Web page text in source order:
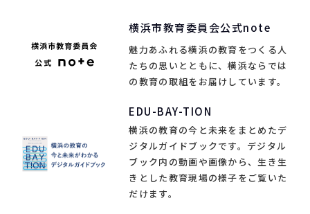
横浜市教育委員会公式note
魅力あふれる横浜の教育をつくる人
たちの思いとともに、横浜ならでは
の教育の取組をお届けしています。
EDU-BAY-TION
横浜の教育の今と未来をまとめたデ
ジタルガイドブックです。デジタル
ブック内の動画や画像から、生き生
きとした教育現場の様子をご覧いた
だけます。